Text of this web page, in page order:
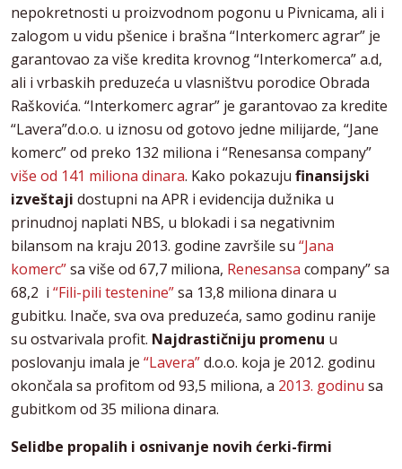
nepokretnosti u proizvodnom pogonu u Pivnicama, ali i
zalogom u vidu pšenice i brašna “Interkomerc agrar” je
garantovao za više kredita krovnog “Interkomerca” a.d,
ali i vrbaskih preduzeća u vlasništvu porodice Obrada
Raškovića. “Interkomerc agrar” je garantovao za kredite
“Lavera”d.o.o. u iznosu od gotovo jedne milijarde, “Jane
komerc” od preko 132 miliona i “Renesansa company”
više od 141 miliona dinara. Kako pokazuju finansijski
izveštaji dostupni na APR i evidencija dužnika u
prinudnoj naplati NBS, u blokadi i sa negativnim
bilansom na kraju 2013. godine završile su “Jana
komerc”sa više od 67,7 miliona, Renesansa company” sa
68,2 i “Fili-pili testenine”sa 13,8 miliona dinara u
gubitku. Inače, sva ova preduzeća, samo godinu ranije
su ostvarivala profit. Najdrastičniju promenu u
poslovanju imala je “Lavera”d.o.o. koja je 2012. godinu
okončala sa profitom od 93,5 miliona, a 2013. godinu sa
gubitkom od 35 miliona dinara.
Selidbe propalih i osnivanje novih ćerki-firmi